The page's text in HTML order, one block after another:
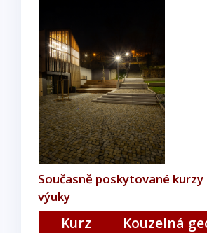
Současně poskytované
výuky
Kurz
Kouzelná